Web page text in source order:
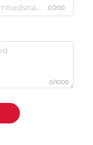
0/200
0/1000